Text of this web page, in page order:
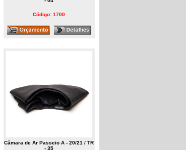
Código: 1700
Câmara de Ar Passeio A - 20/21 / TR
- 35